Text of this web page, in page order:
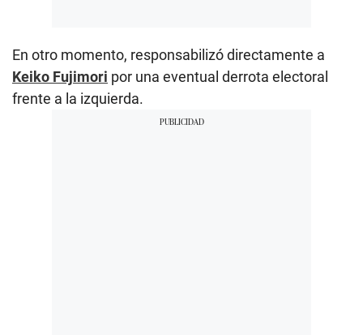
En otro momento, responsabilizó directamente a
Keiko Fujimori por una eventual derrota electoral
frente a la izquierda.